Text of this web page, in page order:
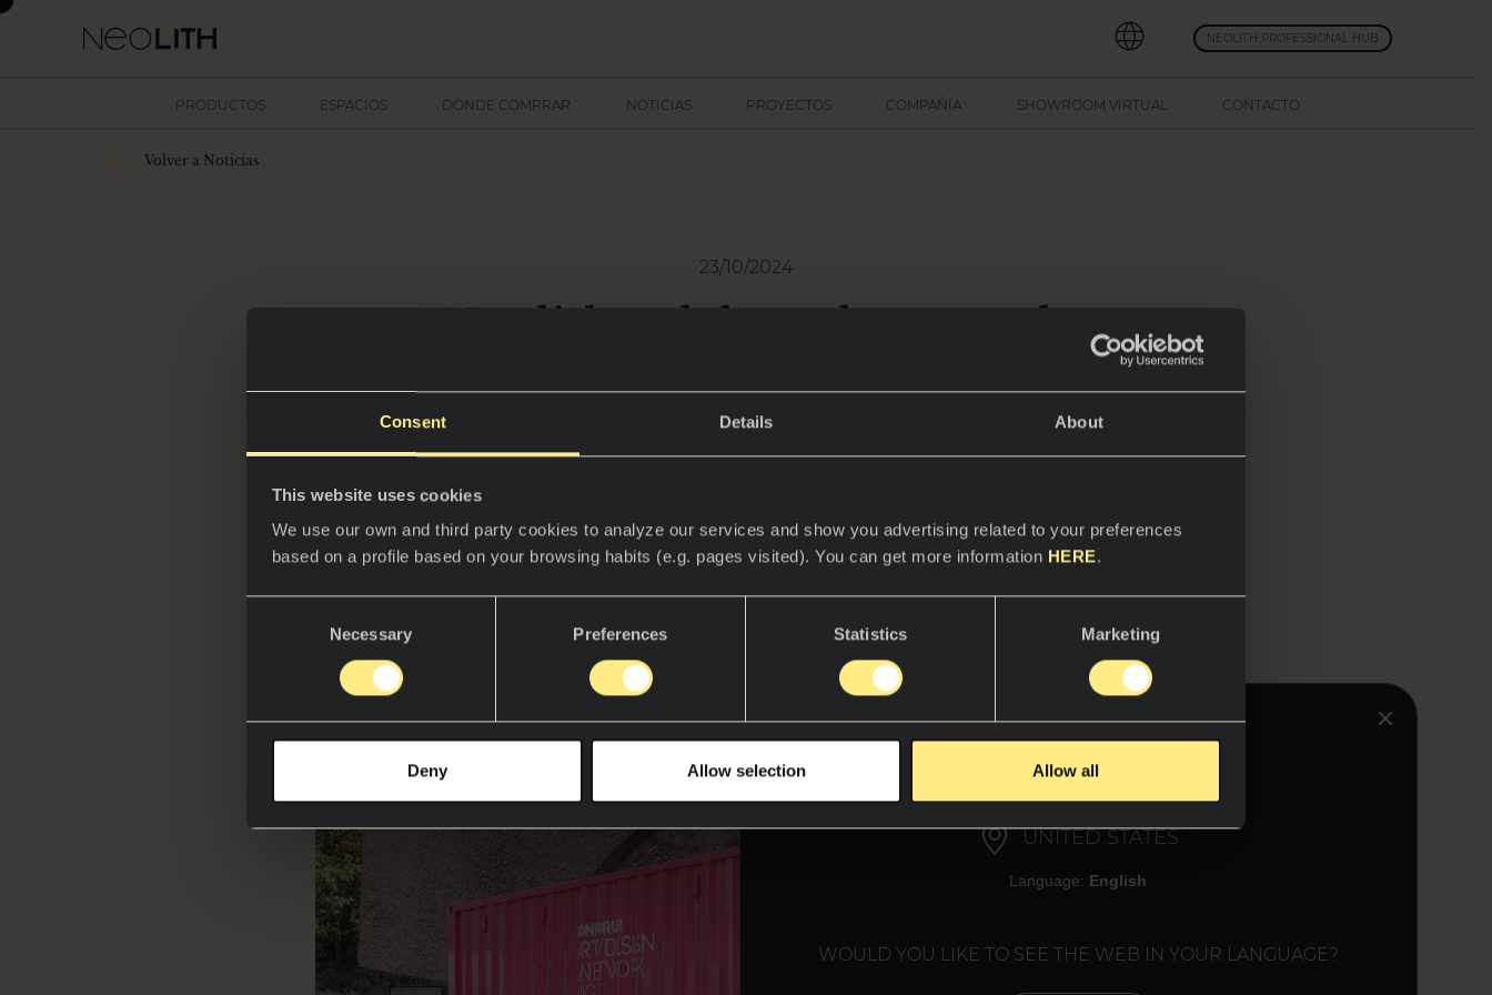
Consent Details About
This website uses cookies
We use our own and third party cookies to analyze our services and show you advertising related to your preferences
based on a profile based on your browsing habits (e.g. pages visited). You can get more information HERE.
Necessary Preferences Statistics Marketing
Deny Allow selection Allow all
NEOLITH PROFESSIONAL HUB
PRODUCTOS ESPACIOS DÓNDE COMPRAR NOTICIAS PROYECTOS COMPAÑÍA SHOWROOM VIRTUAL CONTACTO
UNITED STATES
Language: English
WOULD YOU LIKE TO SEE THE WEB IN YOUR LANGUAGE?
23/10/2024
Neolith celebra el arte y el
diseño en ADN Fórum
En el espacio efímero Zigurat de Neolith, diseñado por Fabián Ñíguez, se puede
a la creación de un recorrido ascendente, que invita a la reflexión sobre la
relación entre lo antiguo y lo nuevo, lo sagrado y lo urbano.
Volver a Noticias